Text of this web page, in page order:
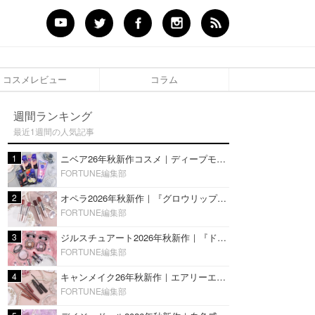
コスメレビュー コラム
週間ランキング
最近1週間の人気記事
1 ニベア26年秋新作コスメ｜ディープモイスチャーリップの美容液タイプや2in1ボディクリームスクラブも
FORTUNE編集部
2 オペラ2026年秋新作｜『グロウリップティント』の新色・限定色はローズジャムカラー♡全4色をレビュー
FORTUNE編集部
3 ジルスチュアート2026年秋新作｜『ドレスドブルーム アイズ』新色や限定ハイライト・リップをレビュー
FORTUNE編集部
4 キャンメイク26年秋新作｜エアリーエクステンションライナー＆カールスナイパーマスカラ新色をレビュー
FORTUNE編集部